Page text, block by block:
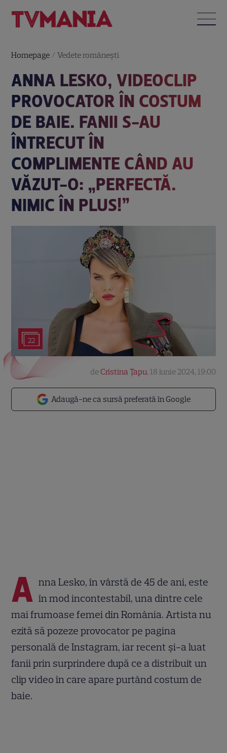
Homepage /Vedete româneşti
ANNA LESKO, VIDEOCLIP
PROVOCATOR ÎN COSTUM
DE BAIE. FANII S-AU
ÎNTRECUT ÎN
COMPLIMENTE CÂND AU
VĂZUT-O: „PERFECTĂ.
NIMIC ÎN PLUS!”
22
Adaugă-ne ca sursă preferată în Google
de Cristina Țapu, 18 iunie 2024, 19:00
A nna Lesko, în vârstă de 45 de ani, este
în mod incontestabil, una dintre cele
mai frumoase femei din România. Artista nu
ezită să pozeze provocator pe pagina
personală de Instagram, iar recent și-a luat
fanii prin surprindere după ce a distribuit un
clip video în care apare purtând costum de
baie.